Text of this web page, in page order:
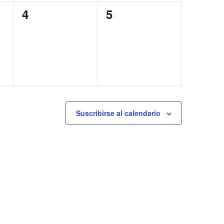
0
4
0
5
Suscribirse al calendario